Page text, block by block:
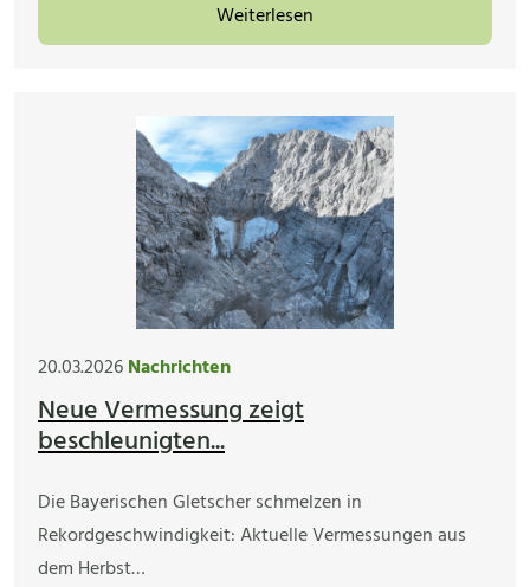
Weiterlesen
20.03.2026Nachrichten
Neue Vermessung zeigt
beschleunigten...
Die Bayerischen Gletscher schmelzen in
Rekordgeschwindigkeit: Aktuelle Vermessungen aus
dem Herbst…